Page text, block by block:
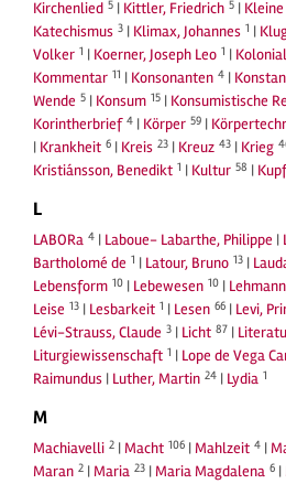
Kirchenlied 5 | Kittler, Friedrich 5 |
Katechismus 3 | Klimax, Johannes 1 |
Volker 1 | Koerner, Joseph Leo 1 |
Kommentar 11 | Konsonanten 4 |
Wende 5 | Konsum 15 | Konsumistische
Korintherbrief 4 | Körper 59 |
| Krankheit 6 | Kreis 23 | Kreuz 43 | Krieg
Kristiánsson, Benedikt 1 | Kultur 58 |
L
LABORa 4 | Laboue- Labarthe, Philippe |
Bartholomé de 1 | Latour, Bruno 13 |
Lebensform 10 | Lebewesen 10 |
Leise 13 | Lesbarkeit 1 | Lesen 66 | Levi,
Lévi-Strauss, Claude 3 | Licht 87 |
Liturgiewissenschaft 1 | Lope de Vega
Raimundus | Luther, Martin 24 | Lydia 1
M
Machiavelli 2 | Macht 106 | Mahlzeit 4 |
Maran 2 | Maria 23 | Maria Magdalena 6 |